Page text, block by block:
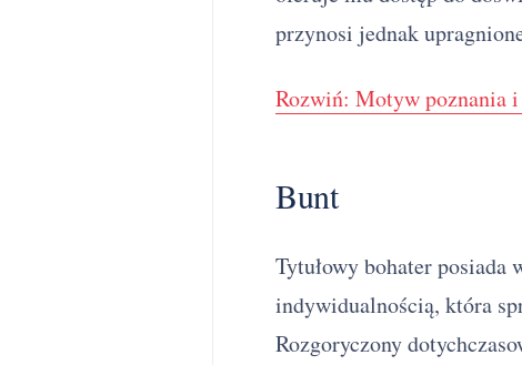
przynosi jednak
Rozwiń: Motyw poznania
Bunt
Tytułowy bohater posiada
indywidualnością, która
Rozgoryczony